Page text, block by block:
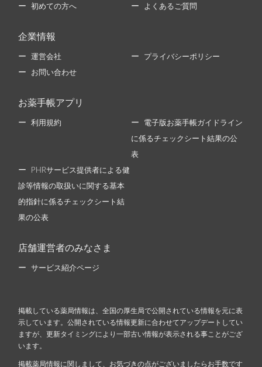
初めての方へ よくあるご質問
企業情報
運営会社 プライバシーポリシー
お問い合わせ
お薬手帳アプリ
利用規約 電子版お薬手帳ガイドライン
に係るチェックシート結果の公
表
PHRサービス提供者による健
診等情報の取扱いに関する基本
的指針に係るチェックシート結
果の公表
店舗運営者のみなさま
サービス紹介ページ
掲載している薬局情報は、全国の厚生局で公開されている情報を元に表
示しています。公開されている情報更新に合わせてアップデートしてい
ますが、更新タイミングにより一部古い情報が表示される事ことがござ
います。
掲載薬局情報に関しまして、お気づきの点がございましたらお手数です